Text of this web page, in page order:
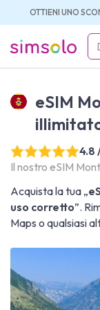
OTTIENI UNO
simsolo
eSIM
4.8
Il nostro eSIM
Acquista la tua „
uso corretto”.
Maps o qualsiasi